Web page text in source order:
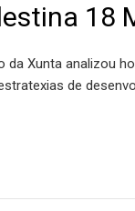
18
da Xunta analizou
de